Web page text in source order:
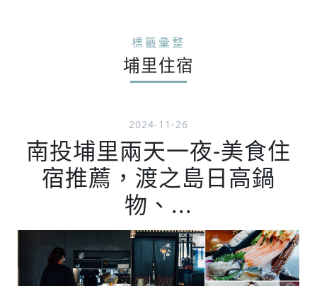
標籤彙整
埔里住宿
2024-11-26
南投埔里兩天一夜-美食住
宿推薦，渡之島日高鍋
物、...